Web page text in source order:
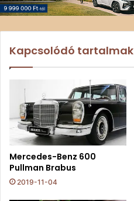
Kapcsolódó tartalmak
Mercedes-Benz 600
Pullman Brabus
2019-11-04